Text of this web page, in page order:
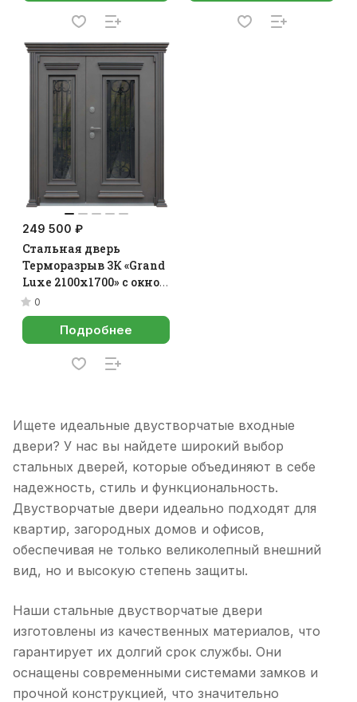
249 500 ₽
Стальная дверь
Терморазрыв 3К «Grand
Luxe 2100х1700» с окном
и ковкой
0
Подробнее
Ищете идеальные двустворчатые входные
двери? У нас вы найдете широкий выбор
стальных дверей, которые объединяют в себе
надежность, стиль и функциональность.
Двустворчатые двери идеально подходят для
квартир, загородных домов и офисов,
обеспечивая не только великолепный внешний
вид, но и высокую степень защиты.
Наши стальные двустворчатые двери
изготовлены из качественных материалов, что
гарантирует их долгий срок службы. Они
оснащены современными системами замков и
прочной конструкцией, что значительно